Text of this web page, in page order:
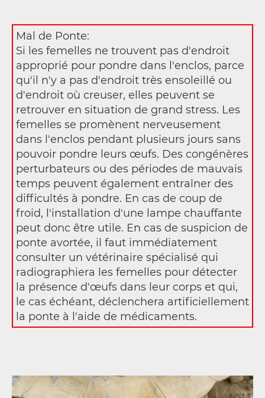
Mal de Ponte:
Si les femelles ne trouvent pas d'endroit
approprié pour pondre dans l'enclos, parce
qu'il n'y a pas d'endroit très ensoleillé ou
d'endroit où creuser, elles peuvent se
retrouver en situation de grand stress. Les
femelles se promènent nerveusement
dans l'enclos pendant plusieurs jours sans
pouvoir pondre leurs œufs. Des congénères
perturbateurs ou des périodes de mauvais
temps peuvent également entraîner des
difficultés à pondre. En cas de coup de
froid, l'installation d'une lampe chauffante
peut donc être utile. En cas de suspicion de
ponte avortée, il faut immédiatement
consulter un vétérinaire spécialisé qui
radiographiera les femelles pour détecter
la présence d'œufs dans leur corps et qui,
le cas échéant, déclenchera artificiellement
la ponte à l'aide de médicaments.